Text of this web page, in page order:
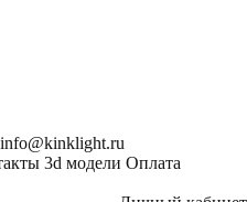
info@kinklight.ru
3d модели Оплата